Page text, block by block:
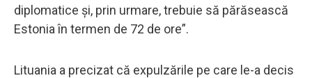
diplomatice și, prin urmare, trebuie să părăsească
Estonia în termen de 72 de ore”.
Lituania a precizat că expulzările pe care le-a decis